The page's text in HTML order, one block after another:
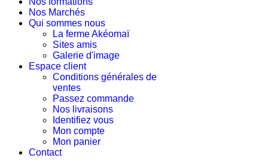
Nos Marchés
Qui sommes nous
La ferme Akéomaï
Sites amis
Galerie d'image
Espace client
Conditions générales de
ventes
Passez commande
Nos livraisons
Identifiez vous
Mon compte
Mon panier
Contact